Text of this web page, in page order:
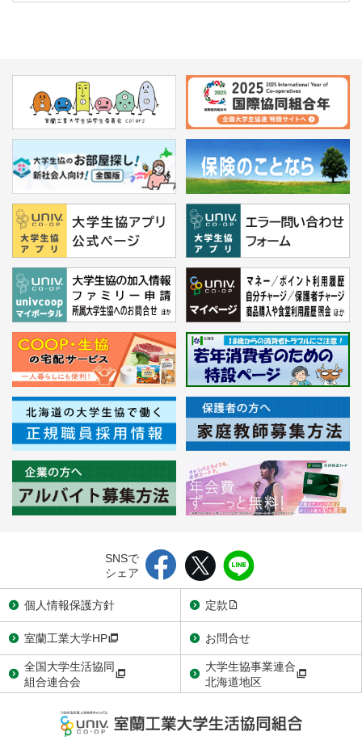
SNSで
シェア
個人情報保護方針
定款
室蘭工業大学HP
お問合せ
全国大学生活協同
組合連合会
大学生協事業連合
北海道地区